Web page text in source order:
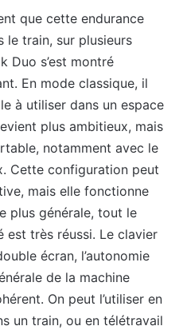
que cette endurance
le train, sur plusieurs
Duo s’est montré
En mode classique, il
à utiliser dans un espace
plus ambitieux, mais
notamment avec le
Cette configuration peut
mais elle fonctionne
plus générale, tout le
très réussi. Le clavier
écran, l’autonomie
de la machine
On peut l’utiliser en
un train, ou en télétravail